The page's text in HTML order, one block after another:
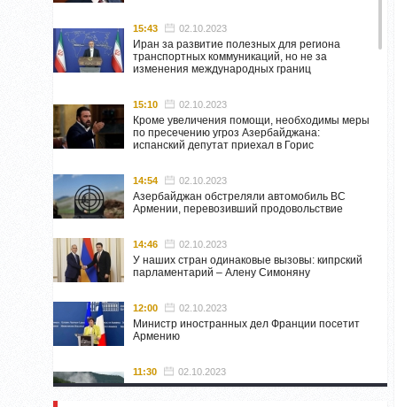
15:43 02.10.2023
Иран за развитие полезных для региона
транспортных коммуникаций, но не за
изменения международных границ
15:10 02.10.2023
Кроме увеличения помощи, необходимы меры
по пресечению угроз Азербайджана:
испанский депутат приехал в Горис
14:54 02.10.2023
Азербайджан обстреляли автомобиль ВС
Армении, перевозивший продовольствие
14:46 02.10.2023
У наших стран одинаковые вызовы: кипрский
парламентарий – Алену Симоняну
12:00 02.10.2023
Министр иностранных дел Франции посетит
Армению
11:30 02.10.2023
Самвел Шахраманян и группа ответственных